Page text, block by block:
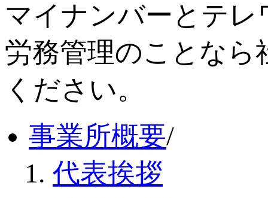
マイナンバーとテ
労務管理のことなら
ください。
事業所概要/
代表挨拶